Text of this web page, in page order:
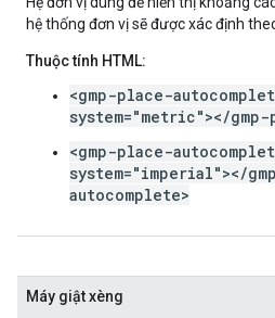
hệ thống đơn vị sẽ được xác định
Thuộc tính HTML:
<gmp-place-
system="metric"></
<gmp-place-
system="imperial"></
autocomplete>
Máy giật xèng